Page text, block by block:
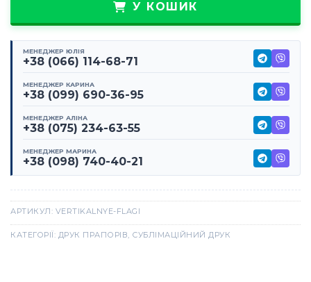
У КОШИК
МЕНЕДЖЕР ЮЛІЯ
+38 (066) 114-68-71
МЕНЕДЖЕР КАРИНА
+38 (099) 690-36-95
МЕНЕДЖЕР АЛІНА
+38 (075) 234-63-55
МЕНЕДЖЕР МАРИНА
+38 (098) 740-40-21
АРТИКУЛ: VERTIKALNYE-FLAGI
КАТЕГОРІЇ: ДРУК ПРАПОРІВ, СУБЛІМАЦІЙНИЙ ДРУК